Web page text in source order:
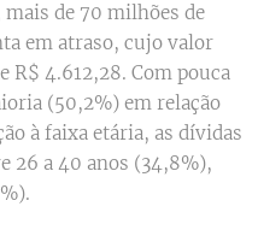
de 70 milhões de
em atraso, cujo valor
R$ 4.612,28. Com pouca
(50,2%) em relação
à faixa etária, as dívidas
26 a 40 anos (34,8%),